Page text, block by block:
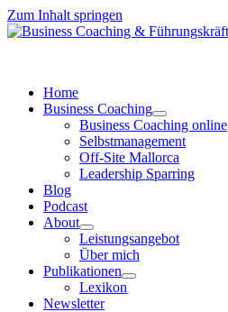
Zum Inhalt springen
Home
Business Coaching
Business Coaching online
Selbstmanagement
Off-Site Mallorca
Leadership Sparring
Blog
Podcast
About
Leistungsangebot
Über mich
Publikationen
Lexikon
Newsletter